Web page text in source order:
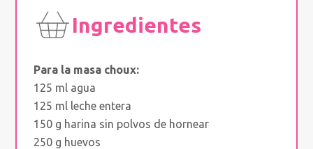
Ingredientes
Para la masa choux:
125 ml agua
125 ml leche entera
150 g harina sin polvos de hornear
250 g huevos